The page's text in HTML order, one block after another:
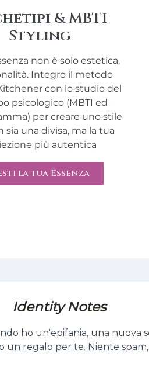
& MBTI
Styling
non è solo estetica,
Integro il metodo
con lo studio del
psicologico (MBTI ed
per creare uno stile
sia una divisa, ma la tua
più autentica
la tua Essenza